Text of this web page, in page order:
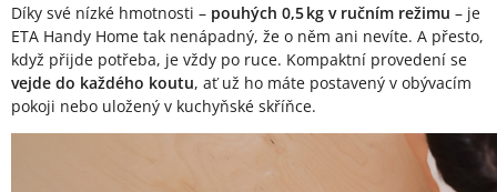
Díky své nízké hmotnosti – pouhých 0,5 kg v ručním režimu – je
ETA Handy Home tak nenápadný, že o něm ani nevíte. A přesto,
když přijde potřeba, je vždy po ruce. Kompaktní provedení se
vejde do každého koutu, ať už ho máte postavený v obývacím
pokoji nebo uložený v kuchyňské skříňce.